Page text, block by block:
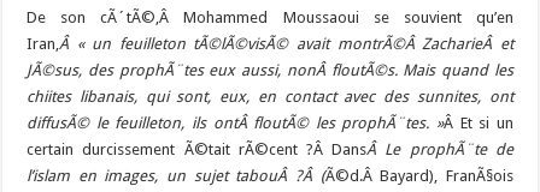
De son cÃ´tÃ©,Â Mohammed Moussaoui se souvient qu’en
Iran,Â « un feuilleton tÃ©lÃ©visÃ© avait montrÃ©Â ZacharieÂ et
JÃ©sus, des prophÃ¨tes eux aussi, nonÂ floutÃ©s. Mais quand les
chiites libanais, qui sont, eux, en contact avec des sunnites, ont
diffusÃ© le feuilleton, ils ontÂ floutÃ© les prophÃ¨tes. »Â Et si un
certain durcissement Ã©tait rÃ©cent ?Â DansÂ Le prophÃ¨te de
l’islam en images, un sujet tabouÂ ?Â (Ã©d.Â Bayard), FranÃ§ois